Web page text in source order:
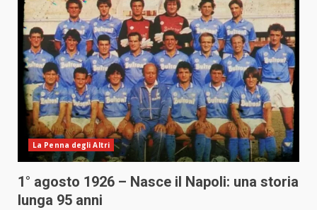
La Penna degli Altri
1° agosto 1926 – Nasce il Napoli: una storia
lunga 95 anni